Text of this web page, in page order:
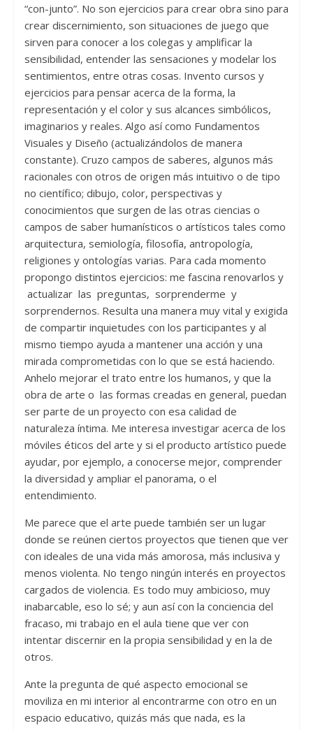
“con-junto”. No son ejercicios para crear obra sino para
crear discernimiento, son situaciones de juego que
sirven para conocer a los colegas y amplificar la
sensibilidad, entender las sensaciones y modelar los
sentimientos, entre otras cosas. Invento cursos y
ejercicios para pensar acerca de la forma, la
representación y el color y sus alcances simbólicos,
imaginarios y reales. Algo así como Fundamentos
Visuales y Diseño (actualizándolos de manera
constante). Cruzo campos de saberes, algunos más
racionales con otros de origen más intuitivo o de tipo
no científico; dibujo, color, perspectivas y
conocimientos que surgen de las otras ciencias o
campos de saber humanísticos o artísticos tales como
arquitectura, semiología, filosofía, antropología,
religiones y ontologías varias. Para cada momento
propongo distintos ejercicios: me fascina renovarlos y
actualizar las preguntas, sorprenderme y
sorprendernos. Resulta una manera muy vital y exigida
de compartir inquietudes con los participantes y al
mismo tiempo ayuda a mantener una acción y una
mirada comprometidas con lo que se está haciendo.
Anhelo mejorar el trato entre los humanos, y que la
obra de arte o las formas creadas en general, puedan
ser parte de un proyecto con esa calidad de
naturaleza íntima. Me interesa investigar acerca de los
móviles éticos del arte y si el producto artístico puede
ayudar, por ejemplo, a conocerse mejor, comprender
la diversidad y ampliar el panorama, o el
entendimiento.
Me parece que el arte puede también ser un lugar
donde se reúnen ciertos proyectos que tienen que ver
con ideales de una vida más amorosa, más inclusiva y
menos violenta. No tengo ningún interés en proyectos
cargados de violencia. Es todo muy ambicioso, muy
inabarcable, eso lo sé; y aun así con la conciencia del
fracaso, mi trabajo en el aula tiene que ver con
intentar discernir en la propia sensibilidad y en la de
otros.
Ante la pregunta de qué aspecto emocional se
moviliza en mi interior al encontrarme con otro en un
espacio educativo, quizás más que nada, es la